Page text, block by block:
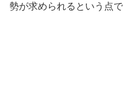
勢が求められるという点で